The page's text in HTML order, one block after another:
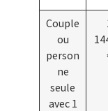
Couple
ou
person
ne
seule
avec 1